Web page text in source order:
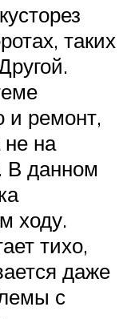
таких
и ремонт,
не на
В данном
ходу.
тихо,
даже
с